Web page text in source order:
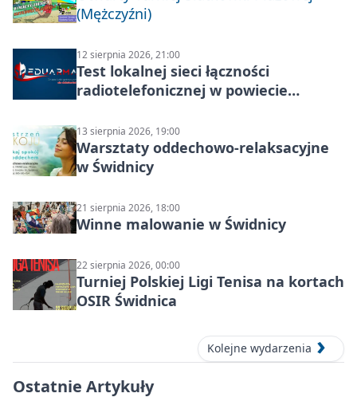
(Mężczyźni)
12 sierpnia 2026, 21:00
Test lokalnej sieci łączności
radiotelefonicznej w powiecie
13 sierpnia 2026, 19:00
Warsztaty oddechowo-relaksacyjne
w Świdnicy
21 sierpnia 2026, 18:00
Winne malowanie w Świdnicy
22 sierpnia 2026, 00:00
Turniej Polskiej Ligi Tenisa na kortach
OSIR Świdnica
Kolejne wydarzenia
Ostatnie Artykuły